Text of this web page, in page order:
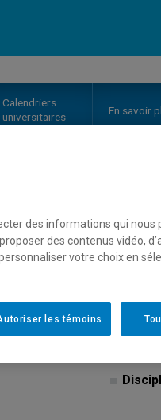
Calendriers
universitaires
En savoir
des informations qui
des contenus vidéo,
votre choix en
les témoins